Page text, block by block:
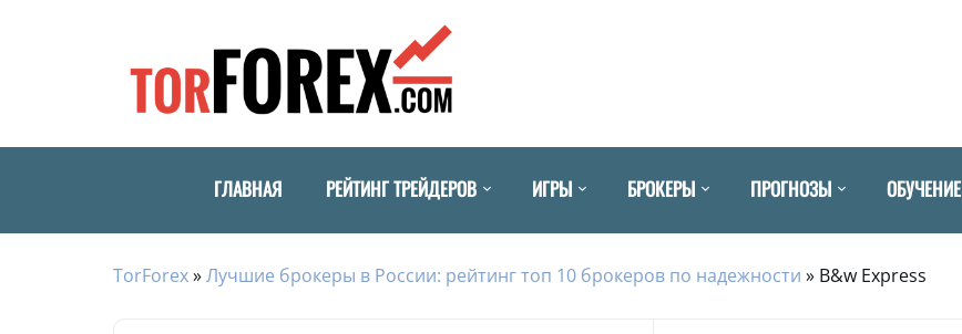
ГЛАВНАЯ РЕЙТИНГ ТРЕЙДЕРОВ ИГРЫ БРОКЕРЫ ПРОГНОЗЫ ОБУЧЕНИЕ
TorForex»Лучшие брокеры в России: рейтинг топ 10 брокеров по надежности » B&w Express